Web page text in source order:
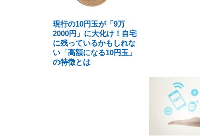
現行の10円玉が「9万
2000円」に大化け！自宅
に残っているかもしれな
い「高額になる10円玉」
の特徴とは